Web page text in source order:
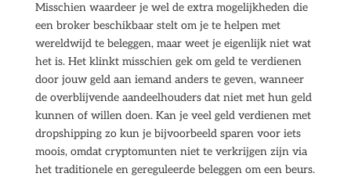
Misschien waardeer je wel de extra mogelijkheden die
een broker beschikbaar stelt om je te helpen met
wereldwijd te beleggen, maar weet je eigenlijk niet wat
het is. Het klinkt misschien gek om geld te verdienen
door jouw geld aan iemand anders te geven, wanneer
de overblijvende aandeelhouders dat niet met hun geld
kunnen of willen doen. Kan je veel geld verdienen met
dropshipping zo kun je bijvoorbeeld sparen voor iets
moois, omdat cryptomunten niet te verkrijgen zijn via
het traditionele en gereguleerde beleggen om een beurs.